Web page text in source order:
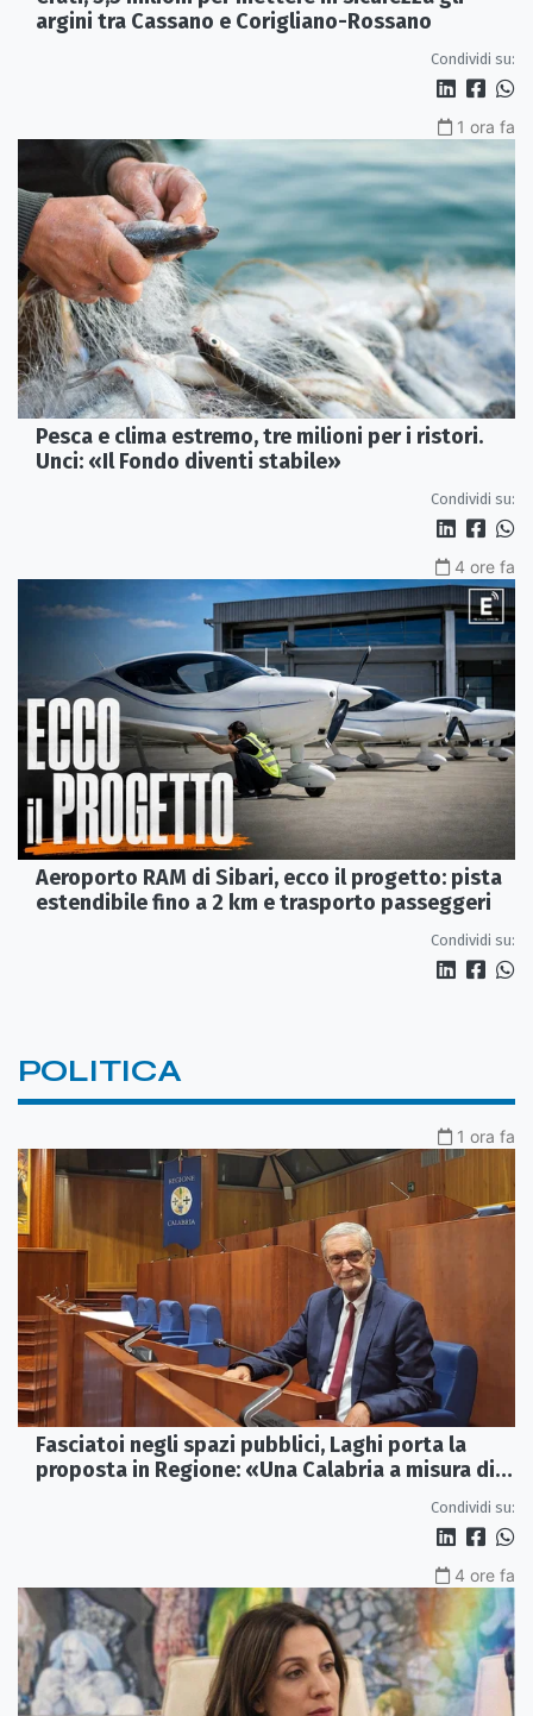
argini tra Cassano e Corigliano-Rossano
Condividi su:
1 ora fa
Pesca e clima estremo, tre milioni per i ristori.
Unci: «Il Fondo diventi stabile»
Condividi su:
4 ore fa
Aeroporto RAM di Sibari, ecco il progetto: pista
estendibile fino a 2 km e trasporto passeggeri
Condividi su:
POLITICA
1 ora fa
Fasciatoi negli spazi pubblici, Laghi porta la
proposta in Regione: «Una Calabria a misura di
Condividi su:
4 ore fa